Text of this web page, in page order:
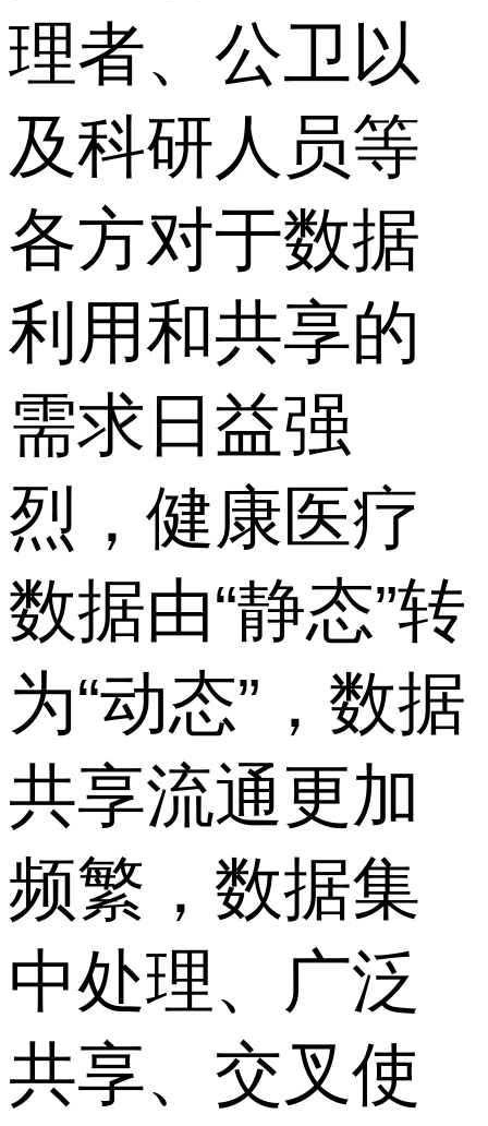
理者、公卫以
及科研人员等
各方对于数据
利用和共享的
需求日益强
烈，健康医疗
数据由“静态”转
为“动态”，数据
共享流通更加
频繁，数据集
中处理、广泛
共享、交叉使